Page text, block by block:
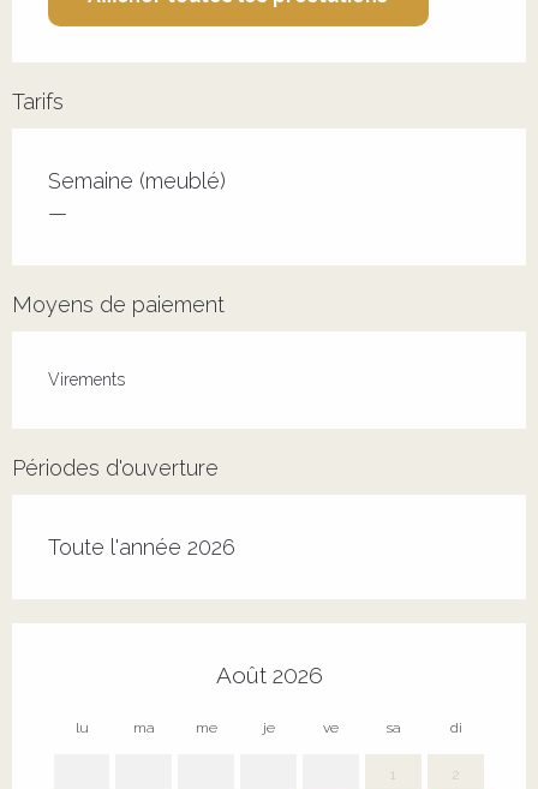
Tarifs
Tarifs 2026
Semaine (meublé)
—
Moyens de paiement
Virements
Périodes d'ouverture
Toute l'année 2026
Août 2026
lu ma me je ve sa di
1 2